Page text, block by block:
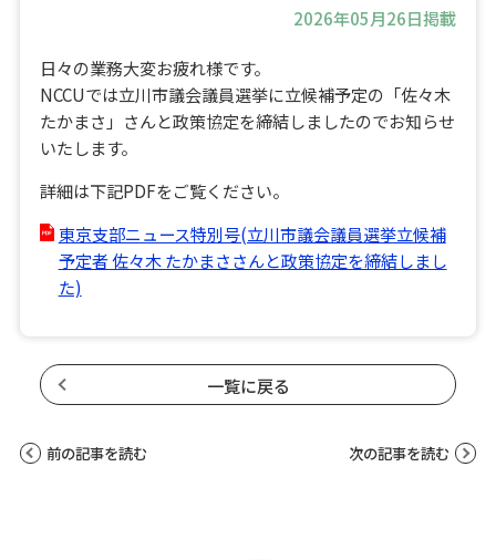
2026年05月26日掲載
日々の業務大変お疲れ様です。
NCCUでは立川市議会議員選挙に立候補予定の「佐々木
たかまさ」さんと政策協定を締結しましたのでお知らせ
いたします。
詳細は下記PDFをご覧ください。
東京支部ニュース特別号(立川市議会議員選挙立候補
予定者 佐々木 たかまささんと政策協定を締結しまし
た)
一覧に戻る
前の記事を読む 次の記事を読む